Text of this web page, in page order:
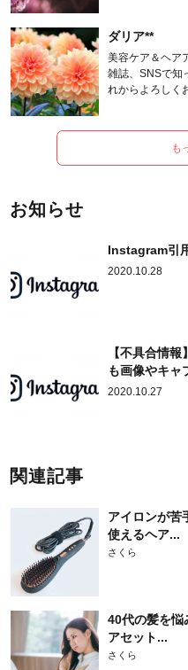
ダリア**
美容ケア＆ヘア
雑誌、SNSで知
れからよろしく
も
お知らせ
Instagram引
2020.10.28
【不具合情
も画像やキャ
2020.10.27
関連記事
アイロンが苦
使えるヘア...
さくら
40代の髪を悩
アセット...
さくら